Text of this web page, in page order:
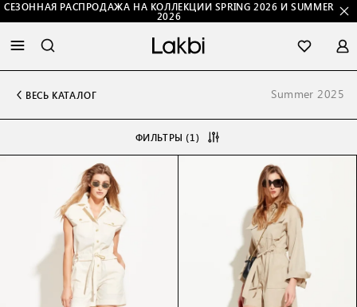
СЕЗОННАЯ РАСПРОДАЖА НА КОЛЛЕКЦИИ SPRING 2026 И SUMMER
2026
ВЕСЬ КАТАЛОГ Summer 2025
ФИЛЬТРЫ (1)